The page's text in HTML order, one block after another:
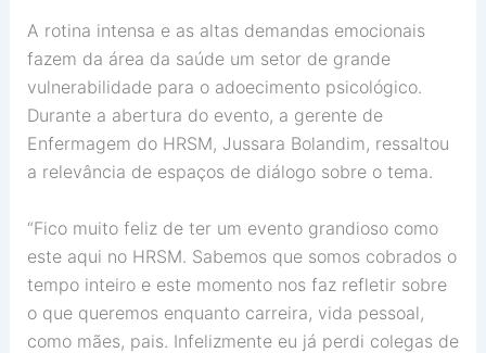
A rotina intensa e as altas demandas emocionais
fazem da área da saúde um setor de grande
vulnerabilidade para o adoecimento psicológico.
Durante a abertura do evento, a gerente de
Enfermagem do HRSM, Jussara Bolandim, ressaltou
a relevância de espaços de diálogo sobre o tema.
“Fico muito feliz de ter um evento grandioso como
este aqui no HRSM. Sabemos que somos cobrados o
tempo inteiro e este momento nos faz refletir sobre
o que queremos enquanto carreira, vida pessoal,
como mães, pais. Infelizmente eu já perdi colegas de